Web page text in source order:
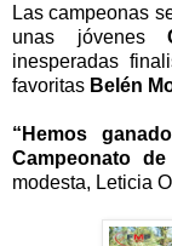
Las campeonas
unas jóvenes
inesperadas
favoritas Bel én
“ Hemos
Campeonato
modesta, Leticia